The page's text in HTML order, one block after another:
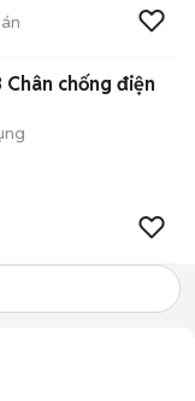
chống điện